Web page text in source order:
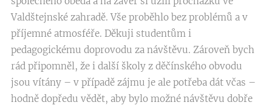
Valdštejnské zahradě. Vše proběhlo bez problémů a v
příjemné atmosféře. Děkuji studentům i
pedagogickému doprovodu za návštěvu. Zároveň bych
rád připomněl, že i další školy z děčínského obvodu
jsou vítány – v případě zájmu je ale potřeba dát včas –
hodně dopředu vědět, aby bylo možné návštěvu dobře